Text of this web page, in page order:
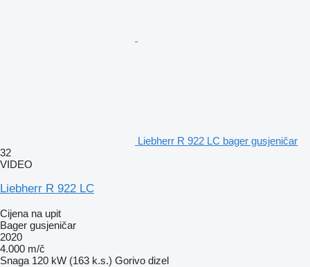
Liebherr R 922 LC bager gusjeničar
32
VIDEO
Liebherr R 922 LC
Cijena na upit
Bager gusjeničar
2020
4.000 m/č
Snaga 120 kW (163 k.s.) Gorivo dizel